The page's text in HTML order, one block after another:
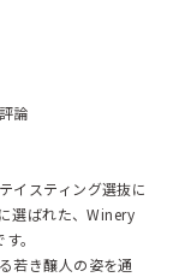
論
イスティング選抜に
選ばれた、Winery
。
若き醸人の姿を通